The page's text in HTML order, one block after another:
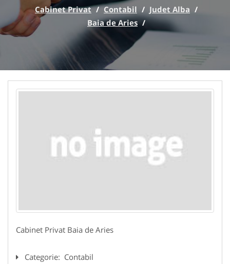
Cabinet Privat / Contabil / Judet Alba /
Baia de Aries /
Cabinet Privat Baia de Aries
Categorie: Contabil